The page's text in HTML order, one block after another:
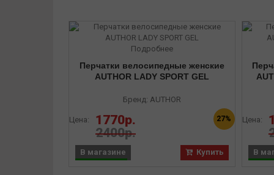
Подробнее
Перчатки велосипедные женские
AUTHOR LADY SPORT GEL
Бренд: AUTHOR
Цена:
1770р.
2400р.
27%
Купить
В магазине
Цена:
В